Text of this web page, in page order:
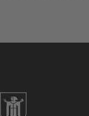
zur Website der